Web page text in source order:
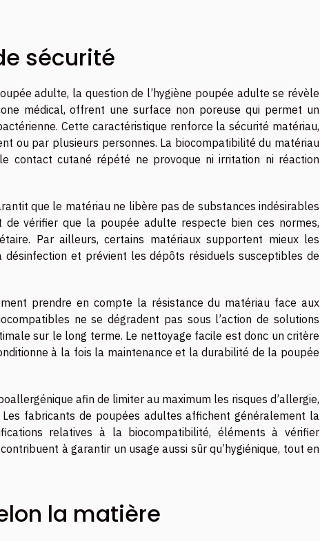
sécurité
adulte, la question de l’hygiène poupée adulte se révèle
médical, offrent une surface non poreuse qui permet un
Cette caractéristique renforce la sécurité matériau,
ou par plusieurs personnes. La biocompatibilité du matériau
contact cutané répété ne provoque ni irritation ni réaction
que le matériau ne libère pas de substances indésirables
vérifier que la poupée adulte respecte bien ces normes,
Par ailleurs, certains matériaux supportent mieux les
désinfection et prévient les dépôts résiduels susceptibles de
prendre en compte la résistance du matériau face aux
ne se dégradent pas sous l’action de solutions
sur le long terme. Le nettoyage facile est donc un critère
à la fois la maintenance et la durabilité de la poupée
afin de limiter au maximum les risques d’allergie,
fabricants de poupées adultes affichent généralement la
relatives à la biocompatibilité, éléments à vérifier
à garantir un usage aussi sûr qu’hygiénique, tout en
la matière